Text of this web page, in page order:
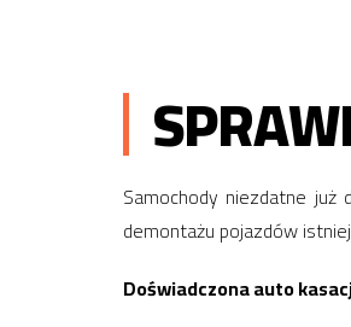
Samochody niezdatne
demontażu pojazdów
Doświadczona auto